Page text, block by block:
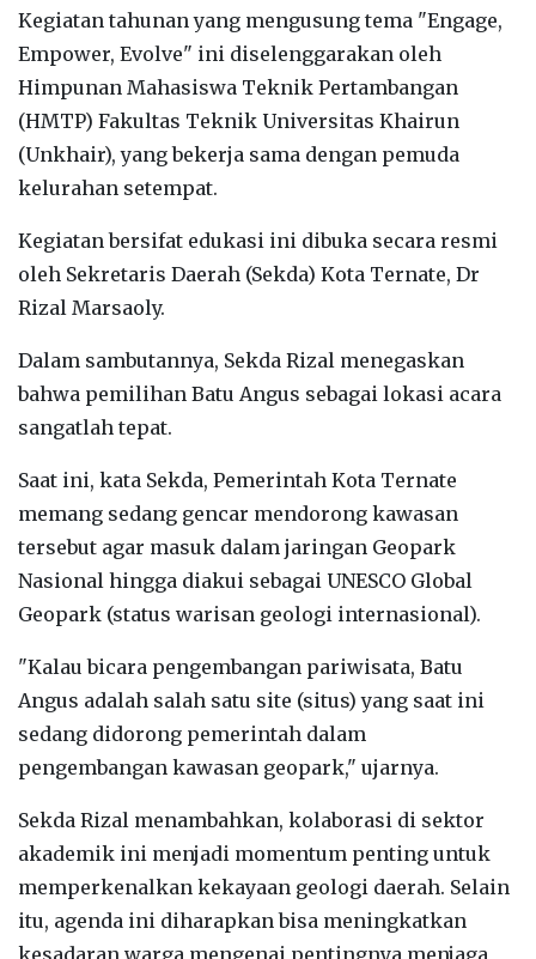
Kegiatan tahunan yang mengusung tema "Engage,
Empower, Evolve" ini diselenggarakan oleh
Himpunan Mahasiswa Teknik Pertambangan
(HMTP) Fakultas Teknik Universitas Khairun
(Unkhair), yang bekerja sama dengan pemuda
kelurahan setempat.
Kegiatan bersifat edukasi ini dibuka secara resmi
oleh Sekretaris Daerah (Sekda) Kota Ternate, Dr
Rizal Marsaoly.
Dalam sambutannya, Sekda Rizal menegaskan
bahwa pemilihan Batu Angus sebagai lokasi acara
sangatlah tepat.
Saat ini, kata Sekda, Pemerintah Kota Ternate
memang sedang gencar mendorong kawasan
tersebut agar masuk dalam jaringan Geopark
Nasional hingga diakui sebagai UNESCO Global
Geopark (status warisan geologi internasional).
"Kalau bicara pengembangan pariwisata, Batu
Angus adalah salah satu site (situs) yang saat ini
sedang didorong pemerintah dalam
pengembangan kawasan geopark," ujarnya.
Sekda Rizal menambahkan, kolaborasi di sektor
akademik ini menjadi momentum penting untuk
memperkenalkan kekayaan geologi daerah. Selain
itu, agenda ini diharapkan bisa meningkatkan
kesadaran warga mengenai pentingnya menjaga